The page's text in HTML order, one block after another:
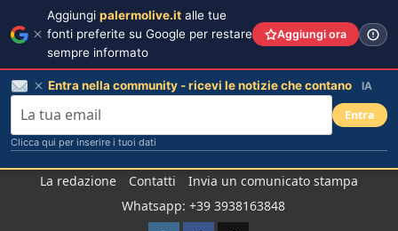
La redazione Contatti
Invia un comunicato stampa
Whatsapp: +39 3938163848
Aggiungi palermolive.it alle tue
fonti preferite su Google per restare
sempre informato
Aggiungi ora
Entra nella community - ricevi le notizie che contano IA
Entra
Clicca qui per inserire i tuoi dati